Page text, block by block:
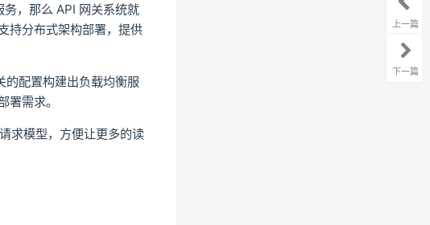
，那么 API 网关系统就
持分布式架构部署，提供
的配置构建出负载均衡服
需求。
求模型，方便让更多的读
上一篇
下一篇